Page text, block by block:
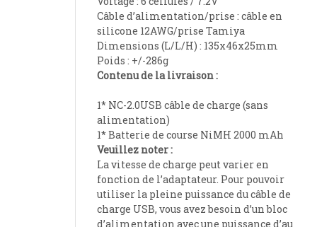
Câble d’alimentation/prise : câble en
silicone 12AWG/prise Tamiya
Dimensions (L/L/H) : 135x46x25mm
Poids : +/-286g
Contenu de la livraison :
1* NC-2.0USB câble de charge (sans
alimentation)
1* Batterie de course NiMH 2000 mAh
Veuillez noter :
La vitesse de charge peut varier en
fonction de l’adaptateur. Pour pouvoir
utiliser la pleine puissance du câble de
charge USB, vous avez besoin d’un bloc
d’alimentation avec une puissance d’au